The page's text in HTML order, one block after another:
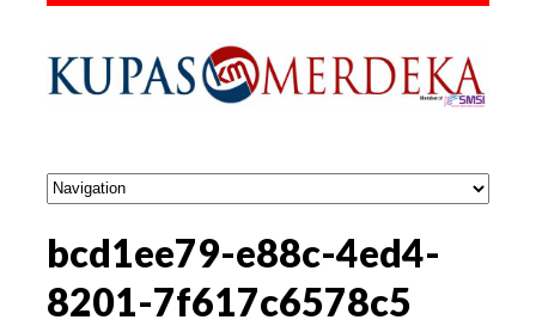
bcd1ee79-e88c-4ed4-
8201-7f617c6578c5